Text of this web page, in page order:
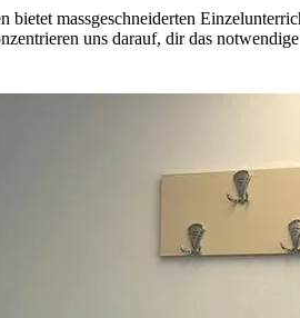
massgeschneiderten
uns darauf, dir das